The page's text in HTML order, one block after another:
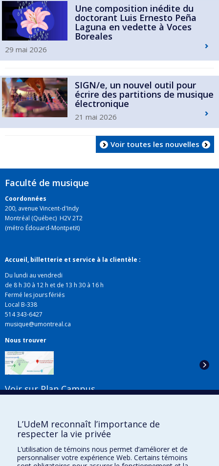
Une composition inédite du
doctorant Luis Ernesto Peña
Laguna en vedette à Voces
Boreales
29 mai 2026
SIGN/e, un nouvel outil pour
écrire des partitions de musique
électronique
21 mai 2026
Voir toutes les nouvelles
Faculté de musique
Coordonnées
200, avenue Vincent-d'Indy
Montréal (Québec) H2V 2T2
(métro Édouard-Montpetit)
Accueil, billetterie et service à la clientèle :
Du lundi au vendredi
de 8 h 30 à 12 h et de 13 h 30 à 16 h
Fermé les jours fériés
Local B-338
514 343-6427
musique@umontreal.ca
Nous trouver
Voir sur Plan Campus
Liens utiles
L’UdeM reconnaît l’importance de
respecter la vie privée
L’utilisation de témoins nous permet d’améliorer et de
personnaliser votre expérience Web. Certains témoins